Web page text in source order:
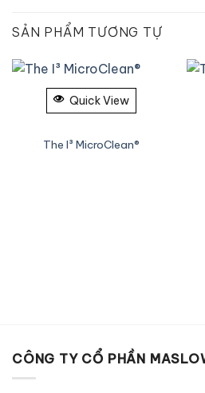
SẢN PHẨM TƯƠNG TỰ
Quick View
The I³ MicroClean®
CÔNG TY CỔ PHẦN